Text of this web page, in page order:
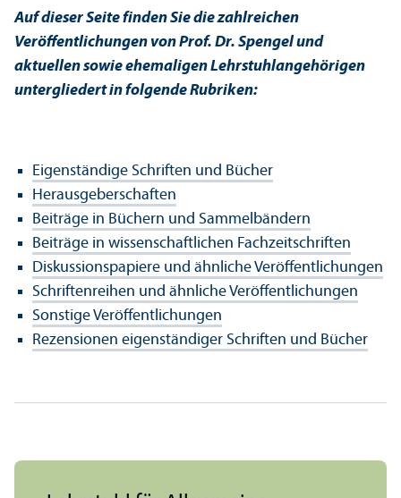
Auf dieser Seite finden Sie die zahlreichen
Veröffentlichungen von Prof. Dr. Spengel und
aktuellen sowie ehemaligen Lehr­stuhl­angehörigen
unter­gliedert in folgende Rubriken:
Eigenständige Schriften und Bücher
Herausgeberschaften
Beiträge in Büchern und Sammelbändern
Beiträge in wissenschaft­lichen Fach­zeitschriften
Diskussionspapiere und ähnliche Veröffentlichungen
Schriftenreihen und ähnliche Veröffentlichungen
Sonstige Veröffentlichungen
Rezensionen eigenständiger Schriften und Bücher